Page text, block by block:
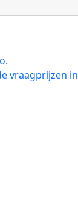
vraagprijzen in